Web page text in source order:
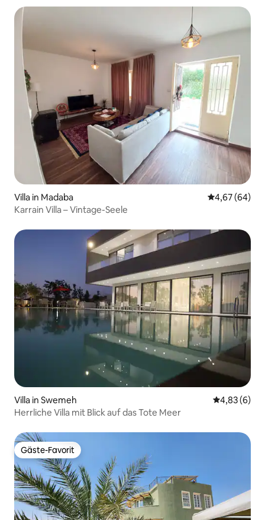
Villa in Madaba
4,67 (64)
Karrain Villa – Vintage-Seele
Villa in Swemeh
4,83 (6)
Herrliche Villa mit Blick auf das Tote Meer
Gäste-Favorit
Gäste-Favorit